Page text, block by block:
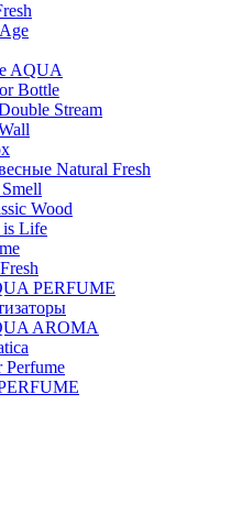
AQUA
Bottle
Stream
Natural Fresh
Wood
Life
PERFUME
AROMA